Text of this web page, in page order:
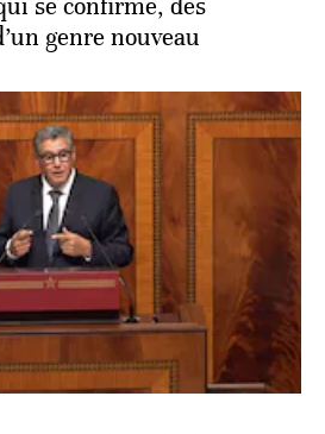
se confirme, des
genre nouveau